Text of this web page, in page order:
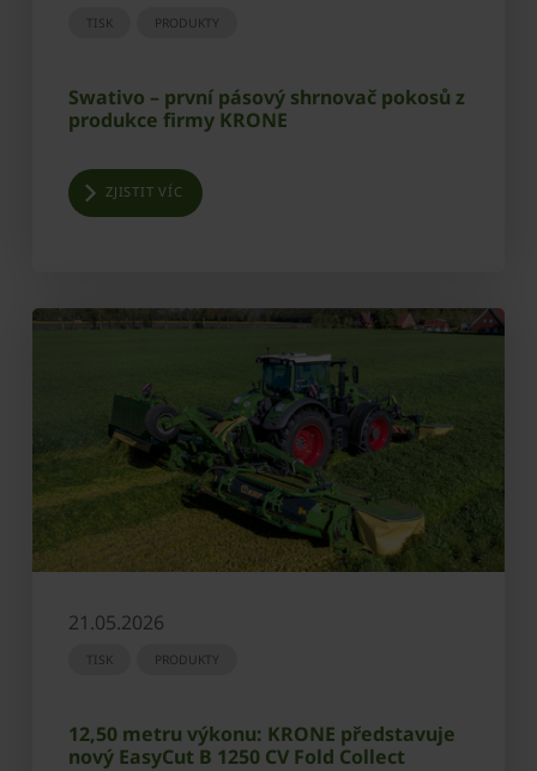
TISK PRODUKTY
Swativo – první pásový shrnovač pokosů z
produkce firmy KRONE
ZJISTIT VÍC
21.05.2026
TISK PRODUKTY
12,50 metru výkonu: KRONE představuje
nový EasyCut B 1250 CV Fold Collect